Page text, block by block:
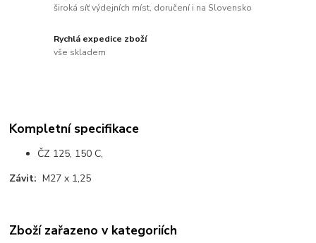
široká síť výdejních míst, doručení i na Slovensko
Rychlá expedice zboží
vše skladem
Kompletní specifikace
ČZ 125, 150 C,
Závit:M27 x 1,25
Zboží zařazeno v kategoriích